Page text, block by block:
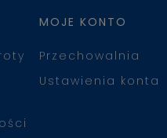
MOJE KONTO
Przechowalnia
Ustawienia konta